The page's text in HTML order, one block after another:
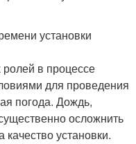
установки
в процессе
для проведения
погода. Дождь,
осложнить
качество установки.